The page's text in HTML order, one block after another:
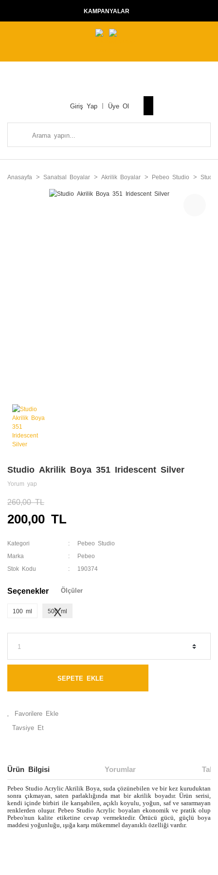
KAMPANYALAR
Giriş Yap Üye Ol
Anasayfa Sanatsal Boyalar Akrilik Boyalar Pebeo Studio
Studio Akrilik Boya 351 Iridescent Silver
Yorum yap
260,00 TL
200,00 TL
Kategori Pebeo Studio
Marka Pebeo
Stok Kodu 190374
Seçenekler Ölçüler
100 ml 500 ml
SEPETE EKLE
Tavsiye Et
Ürün Bilgisi Yorumlar
Pebeo Studio Acrylic Akrilik Boya, suda çözünebilen ve bir kez kuruduktan
sonra çıkmayan, saten parlaklığında mat bir akrilik boyadır. Ürün serisi,
kendi içinde birbiri ile karışabilen, açıklı koyulu, yoğun, saf ve sararmayan
renklerden oluşur. Pebeo Studio Acrylic boyaları ekonomik ve pratik olup
Pebeo'nun kalite etiketine cevap vermektedir. Örtücü gücü, güçlü boya
maddesi yoğunluğu, ışığa karşı mükemmel dayanıklı özelliği vardır.